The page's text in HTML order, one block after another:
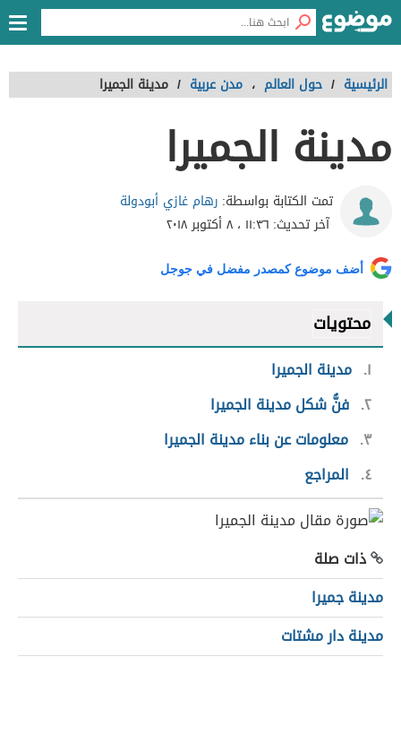
الرئيسية / حول العالم ، مدن عربية / مدينة الجميرا
مدينة الجميرا
تمت الكتابة بواسطة: رهام غازي أبودولة
آخر تحديث: ١١:٣٦ ، ٨ أكتوبر ٢٠١٨
أضف موضوع كمصدر مفضل في جوجل
محتويات
١ مدينة الجميرا
٢ فنُّ شكل مدينة الجميرا
٣ معلومات عن بناء مدينة الجميرا
٤
المراجع
ذات صلة
مدينة جميرا
مدينة دار مشتات